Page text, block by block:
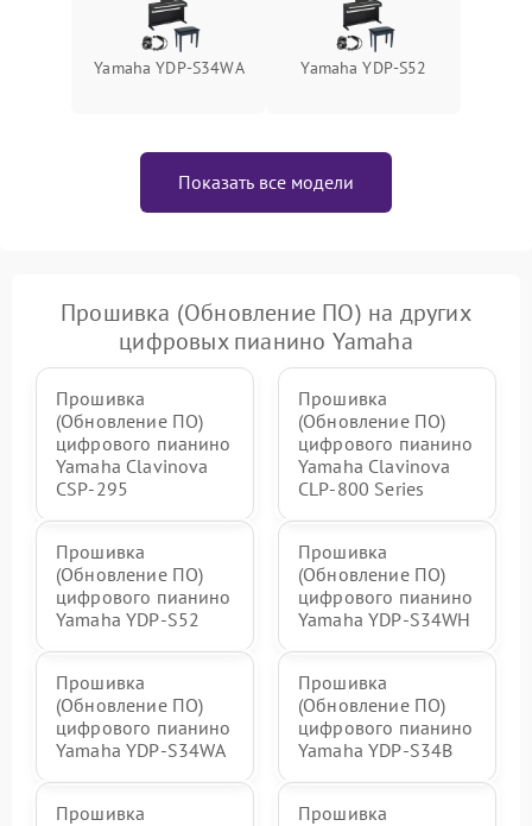
Yamaha YDP-S34WA Yamaha YDP-S52
Показать все модели
Прошивка (Обновление ПО) на других
цифровых пианино Yamaha
Прошивка
(Обновление ПО)
цифрового пианино
Yamaha Clavinova
CSP-295
Прошивка
(Обновление ПО)
цифрового пианино
Yamaha Clavinova
CLP-800 Series
Прошивка
(Обновление ПО)
цифрового пианино
Yamaha YDP-S52
Прошивка
(Обновление ПО)
цифрового пианино
Yamaha YDP-S34WH
Прошивка
(Обновление ПО)
цифрового пианино
Yamaha YDP-S34WA
Прошивка
(Обновление ПО)
цифрового пианино
Yamaha YDP-S34B
Прошивка
Прошивка